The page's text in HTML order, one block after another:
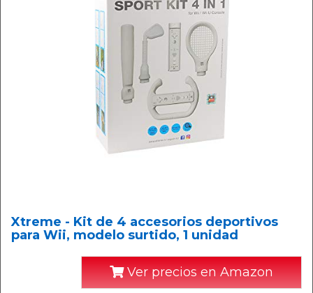
Xtreme - Kit de 4 accesorios deportivos
para Wii, modelo surtido, 1 unidad
Ver precios en Amazon